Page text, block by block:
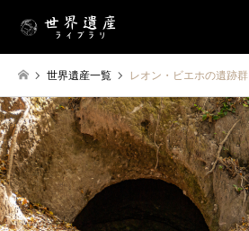
世界遺産一覧 レオン・ビエホの遺跡群